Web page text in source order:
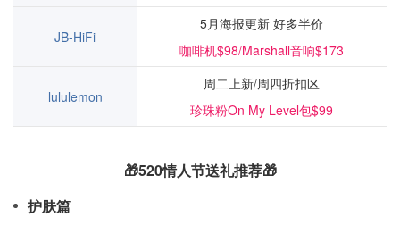
JB-HiFi
5月海报更新 好多半价
咖啡机$98/Marshall音响$173
lululemon
周二上新/周四折扣区
珍珠粉On My Level包$99
🎁520情人节送礼推荐🎁
护肤篇